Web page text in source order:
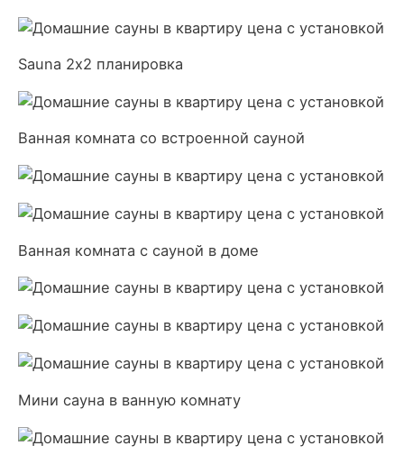
Sauna 2х2 планировка
Ванная комната со встроенной сауной
Ванная комната с сауной в доме
Мини сауна в ванную комнату